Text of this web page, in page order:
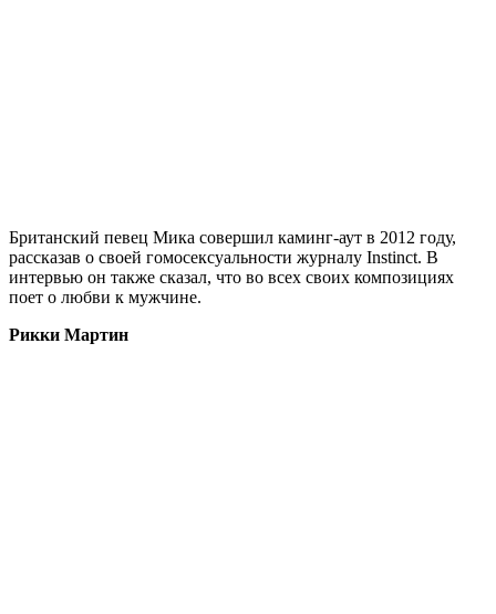
Британский певец Мика совершил каминг-аут в 2012 году,
рассказав о своей гомосексуальности журналу Instinct. В
интервью он также сказал, что во всех своих композициях
поет о любви к мужчине.
Рикки Мартин